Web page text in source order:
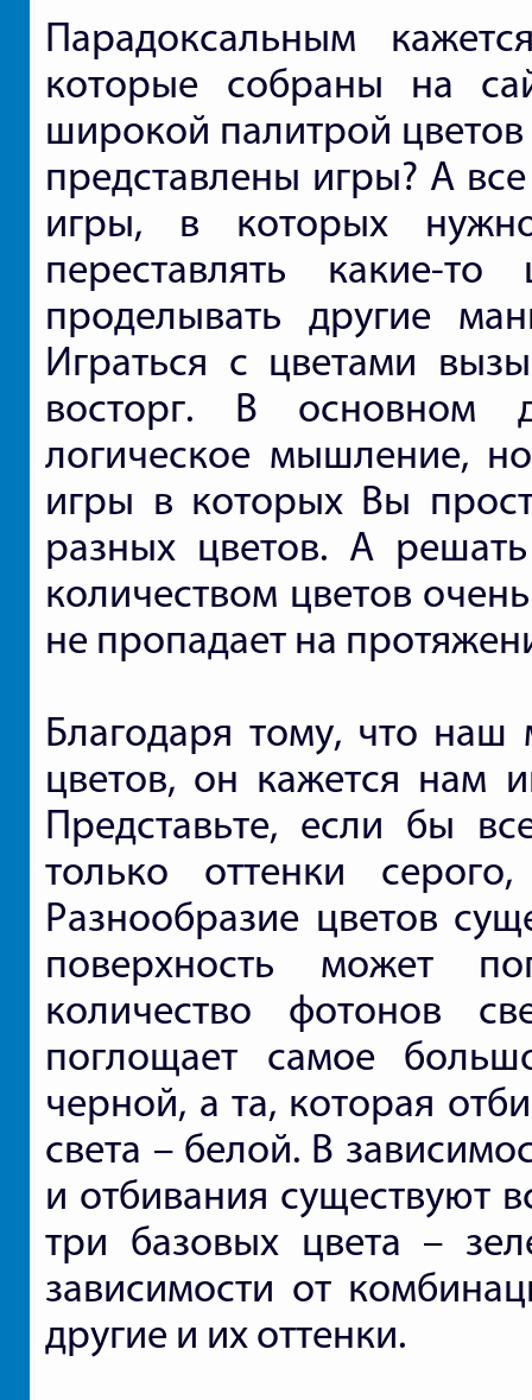
Парадоксальным
которые собраны на
широкой палитрой цветов
представлены игры? А
игры, в которых
переставлять какие-
проделывать другие
Играться с цветами
восторг. В основном
логическое мышление,
игры в которых Вы
разных цветов. А
количеством цветов
не пропадает на
Благодаря тому, что наш
цветов, он кажется нам
Представьте, если бы
только оттенки
Разнообразие цветов
поверхность может
количество фотонов
поглощает самое
черной, а та, которая
света – белой. В
и отбивания существуют
три базовых цвета –
зависимости от
другие и их оттенки.